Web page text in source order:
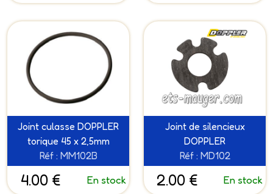
Joint culasse DOPPLER
torique 45 x 2,5mm
Réf : MM102B
4.00 € En stock
Joint de silencieux
DOPPLER
Réf : MD102
2.00 € En stock